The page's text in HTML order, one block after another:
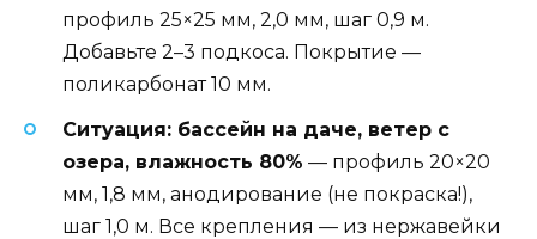
профиль 25×25 мм, 2,0 мм, шаг 0,9 м.
Добавьте 2–3 подкоса. Покрытие —
поликарбонат 10 мм.
Ситуация: бассейн на даче, ветер с
озера, влажность 80% — профиль 20×20
мм, 1,8 мм, анодирование (не покраска!),
шаг 1,0 м. Все крепления — из нержавейки